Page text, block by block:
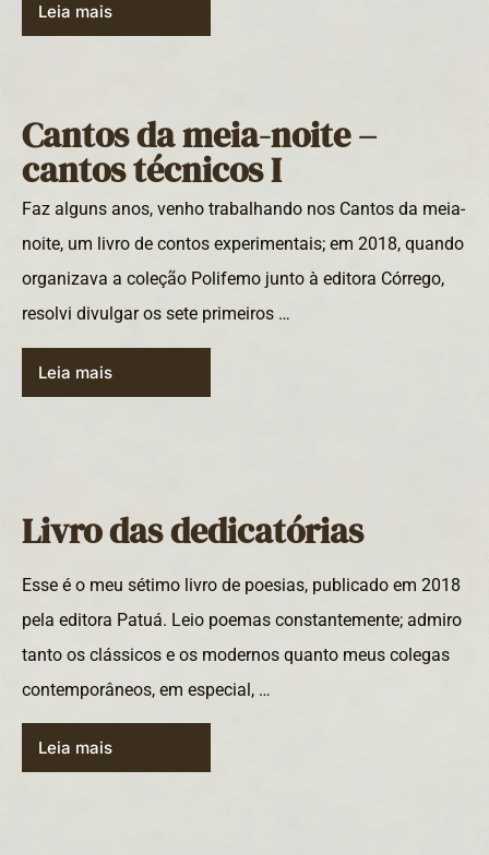
Leia mais
Cantos da meia-noite –
cantos técnicos I
Faz alguns anos, venho trabalhando nos Cantos da meia-
noite, um livro de contos experimentais; em 2018, quando
organizava a coleção Polifemo junto à editora Córrego,
resolvi divulgar os sete primeiros …
Leia mais
Livro das dedicatórias
Esse é o meu sétimo livro de poesias, publicado em 2018
pela editora Patuá. Leio poemas constantemente; admiro
tanto os clássicos e os modernos quanto meus colegas
contemporâneos, em especial, …
Leia mais